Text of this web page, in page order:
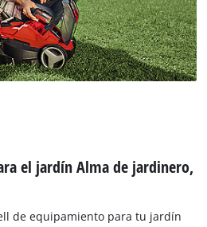
el jardín Alma de jardinero,
de equipamiento para tu jardín